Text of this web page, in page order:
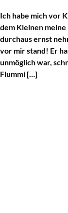
Ich habe mich vor
dem Kleinen
durchaus ernst
vor mir stand! Er
unmöglich war,
Flummi […]